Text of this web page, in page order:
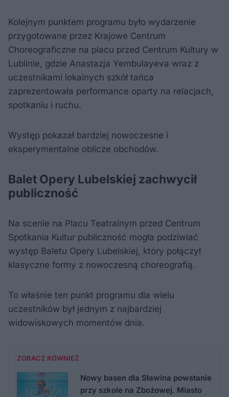
Kolejnym punktem programu było wydarzenie
przygotowane przez Krajowe Centrum
Choreograficzne na placu przed Centrum Kultury w
Lublinie, gdzie Anastazja Yembulayeva wraz z
uczestnikami lokalnych szkół tańca
zaprezentowała performance oparty na relacjach,
spotkaniu i ruchu.
Występ pokazał bardziej nowoczesne i
eksperymentalne oblicze obchodów.
Balet Opery Lubelskiej zachwycił
publiczność
Na scenie na Placu Teatralnym przed Centrum
Spotkania Kultur publiczność mogła podziwiać
występ Baletu Opery Lubelskiej, który połączył
klasyczne formy z nowoczesną choreografią.
To właśnie ten punkt programu dla wielu
uczestników był jednym z najbardziej
widowiskowych momentów dnia.
ZOBACZ RÓWNIEŻ
Nowy basen dla Sławina powstanie
przy szkole na Zbożowej. Miasto